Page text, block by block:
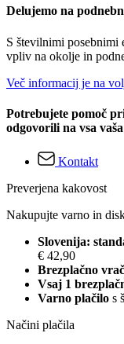
Delujemo na
S številnimi posebnimi
vpliv na okolje in
Več informacij je na
Potrebujete pomoč
odgovorili na vsa
Kontakt
Preverjena kakovost
Nakupujte varno in
Slovenija:
€ 42,90
Brezplačno
Vsaj 1
Varno plačilo s
Načini plačila